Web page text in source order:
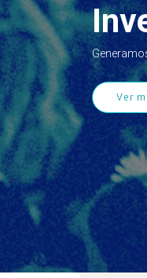
Ver